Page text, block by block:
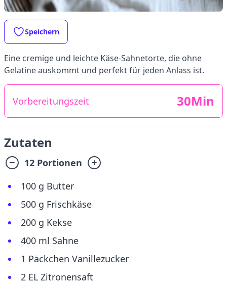
Speichern
Eine cremige und leichte Käse-Sahnetorte, die ohne
Gelatine auskommt und perfekt für jeden Anlass ist.
Vorbereitungszeit 30Min
Zutaten
12 Portionen
100 g Butter
500 g Frischkäse
200 g Kekse
400 ml Sahne
1 Päckchen Vanillezucker
2 EL Zitronensaft